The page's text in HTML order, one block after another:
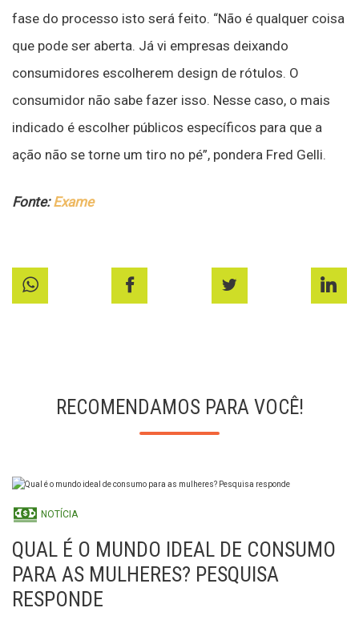
fase do processo isto será feito. “Não é qualquer coisa
que pode ser aberta. Já vi empresas deixando
consumidores escolherem design de rótulos. O
consumidor não sabe fazer isso. Nesse caso, o mais
indicado é escolher públicos específicos para que a
ação não se torne um tiro no pé”, pondera Fred Gelli.
Fonte:Exame
RECOMENDAMOS PARA VOCÊ!
NOTÍCIA
QUAL É O MUNDO IDEAL DE CONSUMO
PARA AS MULHERES? PESQUISA
RESPONDE